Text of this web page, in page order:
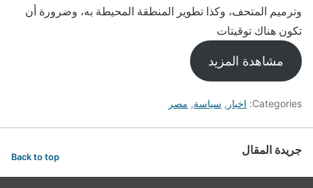
وترميم المتحف، وكذا تطوير المنطقة المحيطة به، وضرورة أن
تكون هناك توقيتات
مشاهدة المزيد
Categories: اخبار , سياسة, مصر
جريدة المقال Back to top